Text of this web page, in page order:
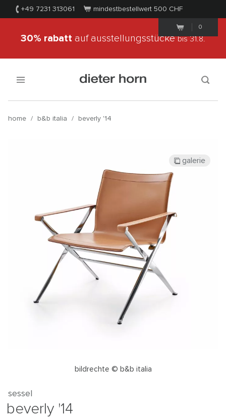
+49 7231 313061 mindestbestellwert 500 CHF
0
30% rabatt auf ausstellungsstückebis 31.8.
home / b&b italia / beverly '14
bildrechte © b&b italia
galerie
sessel
beverly '14